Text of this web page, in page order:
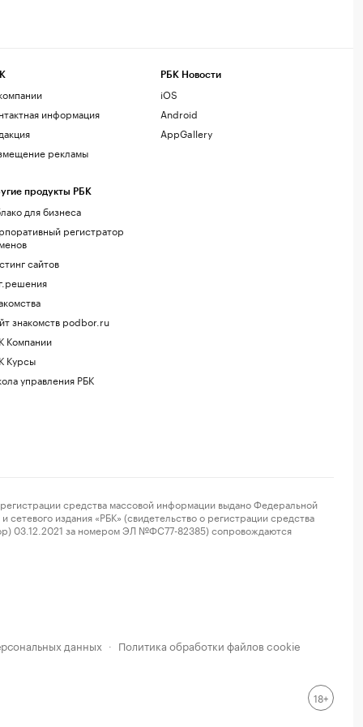
информация
рекламы
продукты РБК
для бизнеса
регистратор
сайтов
знакомств podbor.ru
Компании
Курсы
управления РБК
РБК Новости
iOS
Android
AppGallery
средства массовой информации выдано Федеральной
издания «РБК» (свидетельство о регистрации средства
03.12.2021 за номером ЭЛ №ФС77-82385) сопровождаются
данных · Политика обработки файлов cookie
18+